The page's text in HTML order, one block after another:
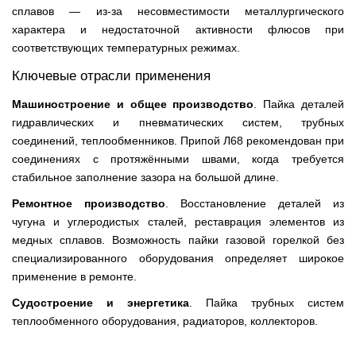
сплавов — из-за несовместимости металлургического
характера и недостаточной активности флюсов при
соответствующих температурных режимах.
Ключевые отрасли применения
Машиностроение и общее производство . Пайка деталей
гидравлических и пневматических систем, трубных
соединений, теплообменников. Припой Л68 рекомендован при
соединениях с протяжёнными швами, когда требуется
стабильное заполнение зазора на большой длине.
Ремонтное производство . Восстановление деталей из
чугуна и углеродистых сталей, реставрация элементов из
медных сплавов. Возможность пайки газовой горелкой без
специализированного оборудования определяет широкое
применение в ремонте.
Судостроение и энергетика . Пайка трубных систем
теплообменного оборудования, радиаторов, коллекторов.